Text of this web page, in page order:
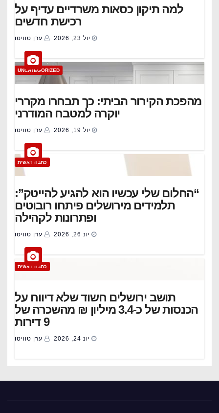
למה תיקון כסאות משרדיים עדיף על
רכישת חדשים
יול 23, 2026 ערן טוויטו
UNCATEGORIZED
מהפכת הקירור הביתי: כך תבחרו מקררי
יוקרה למטבח המודרני
יול 19, 2026 ערן טוויטו
כתבה ראשית
“החלום שלי עכשיו הוא להגיע להייטק”:
תלמידים מירושלים פיתחו רובוטים
ופתרונות לקהילה
יונ 26, 2026 ערן טוויטו
כתבה ראשית
תושב ירושלים חשוד שלא דיווח על
הכנסות של כ-3.4 מיליון ₪ מהשכרה של
9 דירות
יונ 24, 2026 ערן טוויטו